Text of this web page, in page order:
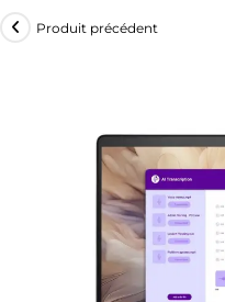
Produit précédent